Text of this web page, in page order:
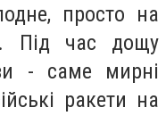
просто на
Під час дощу
- саме мирні
ракети на